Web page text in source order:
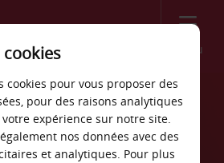
Menu
voiture Joplin
cookies
cookies pour vous proposer des
pour des raisons analytiques
expérience sur notre site.
nos données avec des
et analytiques. Pour plus